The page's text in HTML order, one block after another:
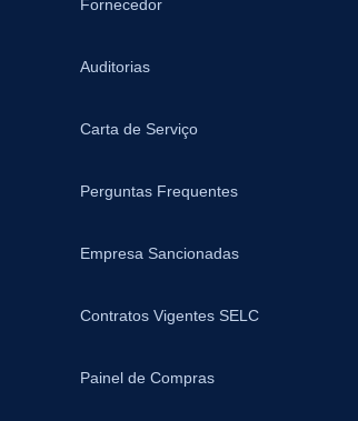
Fornecedor
Auditorias
Carta de Serviço
Perguntas Frequentes
Empresa Sancionadas
Contratos Vigentes SELC
Painel de Compras